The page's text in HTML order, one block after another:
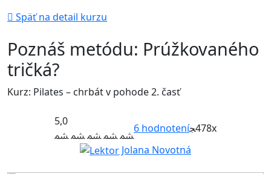
Späť na detail kurzu
Poznáš metódu: Prúžkovaného
tričká?
Kurz: Pilates – chrbát v pohode 2. časť
5,0
6 hodnotení 478x
Jolana Novotná